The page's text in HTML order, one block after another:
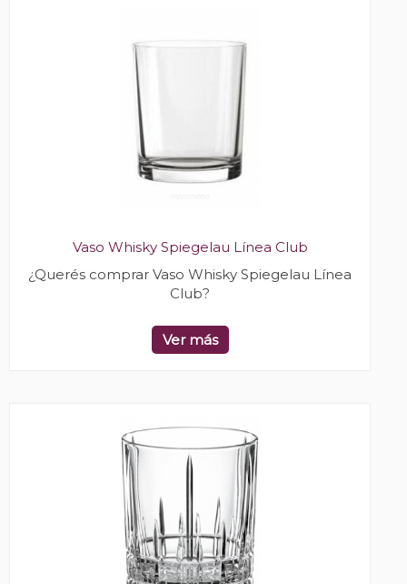
Vaso Whisky Spiegelau Línea Club
¿Querés comprar Vaso Whisky Spiegelau Línea
Club?
Ver más